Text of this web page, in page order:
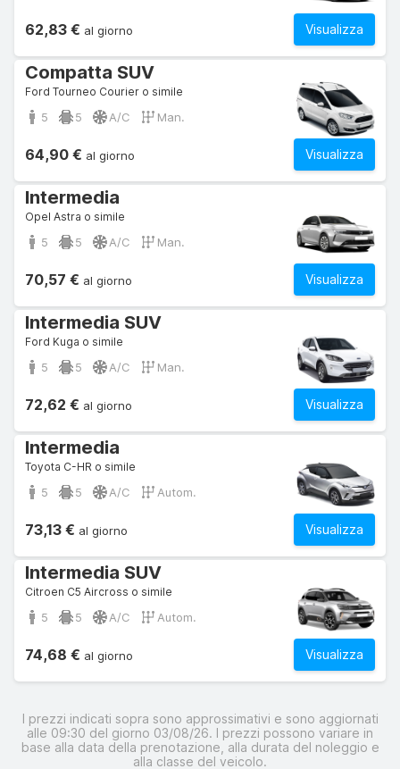
Visualizza
62,83 € al giorno
Compatta SUV
Ford Tourneo Courier o simile
5 5 A/C Man.
Visualizza
64,90 € al giorno
Intermedia
Opel Astra o simile
5 5 A/C Man.
Visualizza
70,57 € al giorno
Intermedia SUV
Ford Kuga o simile
5 5 A/C Man.
Visualizza
72,62 € al giorno
Intermedia
Toyota C-HR o simile
5 5 A/C Autom.
Visualizza
73,13 € al giorno
Intermedia SUV
Citroen C5 Aircross o simile
5 5 A/C Autom.
Visualizza
74,68 € al giorno
I prezzi indicati sopra sono approssimativi e sono aggiornati
alle 09:30 del giorno 03/08/26. I prezzi possono variare in
base alla data della prenotazione, alla durata del noleggio e
alla classe del veicolo.